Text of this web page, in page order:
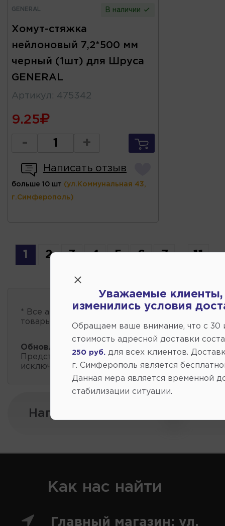
GENERAL В наличии
Хомут-стяжка
нейлоновый 7,2*500 мм
черный (1шт) для Шруса
GENERAL
Артикул : 475342
9.25
- +
Написать отзыв
больше 10 шт (ул.Коммунальная 43,
г.Симферополь)
1 2 3 4 5 6 7 ... 11
* Все автозапчасти есть в наличии
,
товары проходит несколько раз в сутки.
Обновление остатков и цен:
17:41 2026-08-06
Представленные данные о запчастях на этой
исключительно информационный характер.
Напишите нам:
Как нас найти
Главный магазин: ул.
Уважаемые клиенты,
изменились условия
Обращаем ваше внимание, что c 30
стоимость адресной доставки
250 руб. для всех клиентов.
г. Симферополь является
Данная мера является временной
стабилизации ситуации.